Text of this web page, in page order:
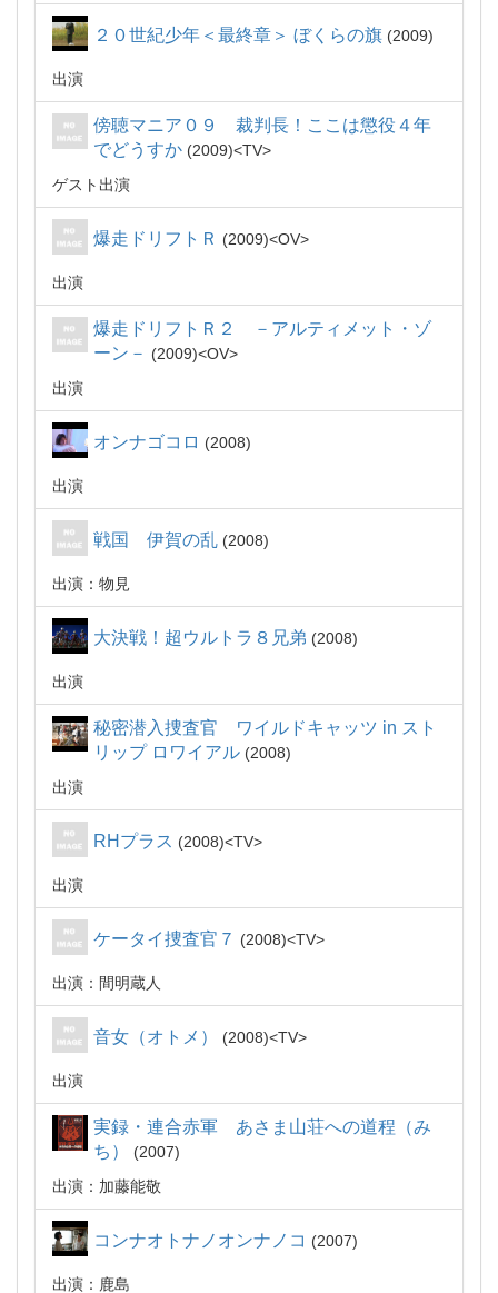
２０世紀少年＜最終章＞ ぼくらの旗 2009
出演
傍聴マニア０９ 裁判長！ここは懲役４年
でどうすか
2009
TV
ゲスト出演
爆走ドリフトＲ 2009 OV
出演
爆走ドリフトＲ２ －アルティメット・ゾ
ーン－
2009
OV
出演
オンナゴコロ 2008
出演
戦国 伊賀の乱 2008
出演：物見
大決戦！超ウルトラ８兄弟 2008
出演
秘密潜入捜査官 ワイルドキャッツ in スト
リップ ロワイアル
2008
出演
RHプラス 2008 TV
出演
ケータイ捜査官７ 2008 TV
出演：間明蔵人
音女（オトメ） 2008 TV
出演
実録・連合赤軍 あさま山荘への道程（み
ち）
2007
出演：加藤能敬
コンナオトナノオンナノコ 2007
出演：鹿島